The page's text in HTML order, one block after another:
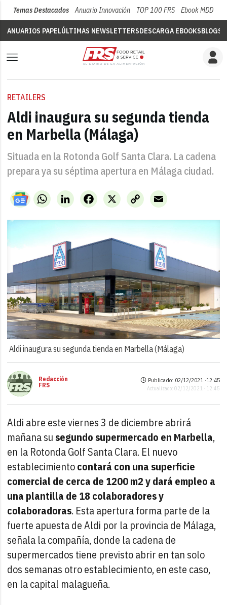
Temas Destacados Anuario Innovación TOP 100 FRS Ebook MDD
ANUARIOS PAPELÚLTIMAS NEWSLETTERSDESCARGA EBOOKSBLOGS
RETAILERS
Aldi inaugura su segunda tienda
en Marbella (Málaga)
Situada en la Rotonda Golf Santa Clara. La cadena
prepara ya su séptima apertura en Málaga ciudad.
WhatsAppLinkedIn X
Facebook
Copy
Link
Email
Aldi inaugura su segunda tienda en Marbella (Málaga)
Redacción
FRS
Publicado: 02/12/2021 ·12:45
Actualizado: 02/12/2021 · 12:45
Aldi abre este viernes 3 de diciembre abrirá
mañana su segundo supermercado en Marbella,
en la Rotonda Golf Santa Clara. El nuevo
establecimientocontará con una superficie
comercial de cerca de 1200 m2 y dará empleo a
una plantilla de 18 colaboradores y
colaboradoras. Esta apertura forma parte de la
fuerte apuesta de Aldi por la provincia de Málaga,
señala la compañía, donde la cadena de
supermercados tiene previsto abrir en tan solo
dos semanas otro establecimiento, en este caso,
en la capital malagueña.